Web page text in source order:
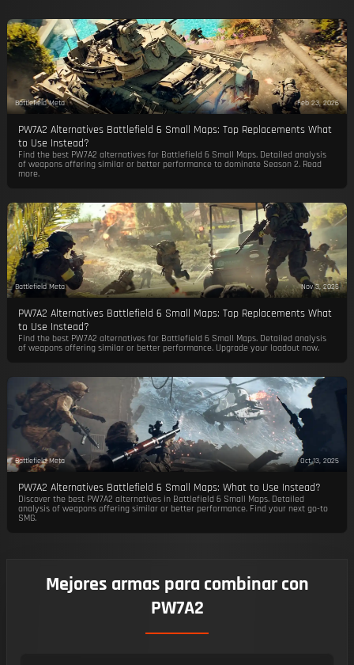
Battlefield Meta Feb 23, 2026
PW7A2 Alternatives Battlefield 6 Small Maps: Top Replacements What
to Use Instead?
Find the best PW7A2 alternatives for Battlefield 6 Small Maps. Detailed analysis
of weapons offering similar or better performance to dominate Season 2. Read
more.
Battlefield Meta Nov 3, 2025
PW7A2 Alternatives Battlefield 6 Small Maps: Top Replacements What
to Use Instead?
Find the best PW7A2 alternatives for Battlefield 6 Small Maps. Detailed analysis
of weapons offering similar or better performance. Upgrade your loadout now.
Battlefield Meta Oct 13, 2025
PW7A2 Alternatives Battlefield 6 Small Maps: What to Use Instead?
Discover the best PW7A2 alternatives in Battlefield 6 Small Maps. Detailed
analysis of weapons offering similar or better performance. Find your next go-to
SMG.
Mejores armas para combinar con
PW7A2